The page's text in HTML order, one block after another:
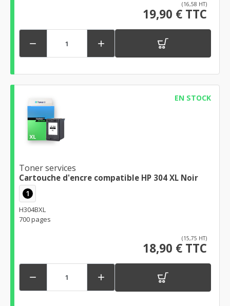
(16,58 HT)
19,90 € TTC
 
EN STOCK
Toner services
Cartouche d'encre compatible HP 304 XL Noir
1
H304BXL
700 pages
(15,75 HT)
18,90 € TTC
 